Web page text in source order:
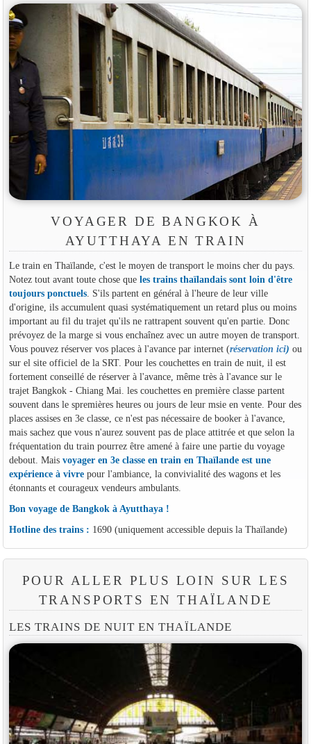
VOYAGER DE BANGKOK À
AYUTTHAYA EN TRAIN
Le train en Thaïlande, c'est le moyen de transport le moins cher du pays.
Notez tout avant toute chose que les trains thaïlandais sont loin d'être
toujours ponctuels. S'ils partent en général à l'heure de leur ville
d'origine, ils accumulent quasi systématiquement un retard plus ou moins
important au fil du trajet qu'ils ne rattrapent souvent qu'en partie. Donc
prévoyez de la marge si vous enchaînez avec un autre moyen de transport.
Vous pouvez réserver vos places à l'avance par internet (réservation ici) ou
sur el site officiel de la SRT. Pour les couchettes en train de nuit, il est
fortement conseillé de réserver à l'avance, même très à l'avance sur le
trajet Bangkok - Chiang Mai. les couchettes en première classe partent
souvent dans le spremières heures ou jours de leur msie en vente. Pour des
places assises en 3e classe, ce n'est pas nécessaire de booker à l'avance,
mais sachez que vous n'aurez souvent pas de place attitrée et que selon la
fréquentation du train pourrez être amené à faire une partie du voyage
debout. Mais voyager en 3e classe en train en Thaïlande est une
expérience à vivrepour l'ambiance, la convivialité des wagons et les
étonnants et courageux vendeurs ambulants.
Bon voyage de Bangkok à Ayutthaya !
Hotline des trains : 1690 (uniquement accessible depuis la Thaïlande)
POUR ALLER PLUS LOIN SUR LES
TRANSPORTS EN THAÏLANDE
LES TRAINS DE NUIT EN THAÏLANDE